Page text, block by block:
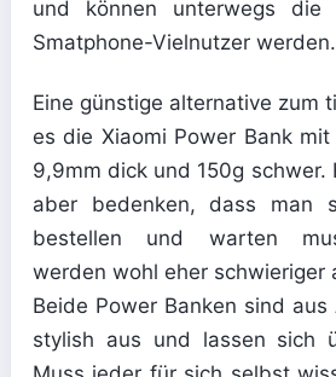
und können unterwegs
Smatphone-Vielnutzer werden.
Eine günstige alternative zum
es die Xiaomi Power Bank
9,9mm dick und 150g schwer.
aber bedenken, dass man
bestellen und warten
werden wohl eher schwieriger
Beide Power Banken sind aus
stylish aus und lassen sich